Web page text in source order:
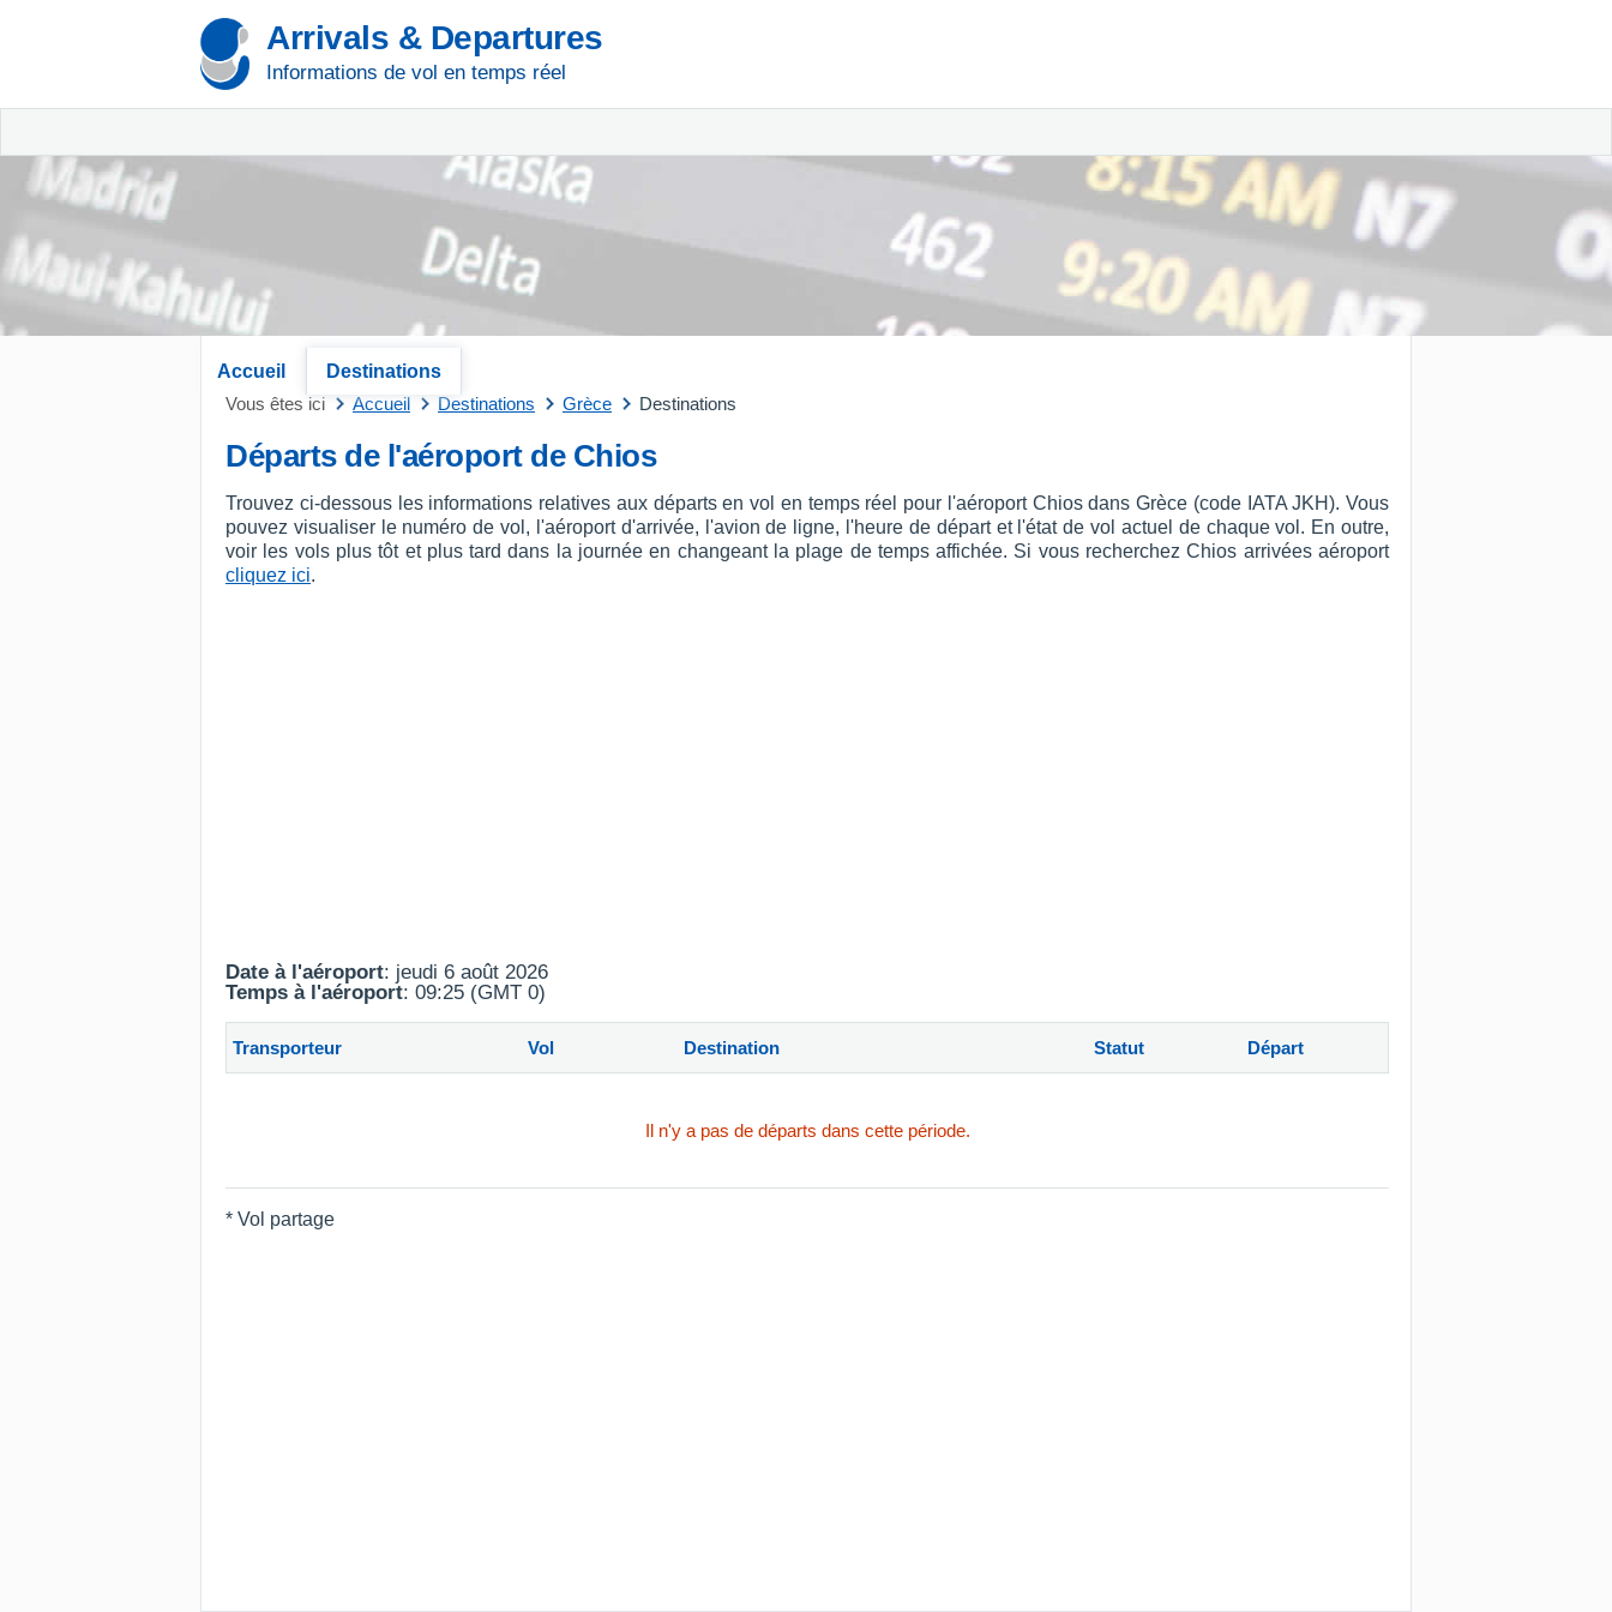
Arrivals & Departures
Informations de vol en temps réel
Accueil
Destinations
Vous êtes ici
Accueil Destinations Grèce Destinations
Départs de l'aéroport de Chios
Trouvez ci-dessous les informations relatives aux départs en vol en temps réel pour l'aéroport Chios dans Grèce (code IATA JKH). Vous
pouvez visualiser le numéro de vol, l'aéroport d'arrivée, l'avion de ligne, l'heure de départ et l'état de vol actuel de chaque vol. En outre,
voir les vols plus tôt et plus tard dans la journée en changeant la plage de temps affichée. Si vous recherchez Chios arrivées aéroport
cliquez ici.
Date à l'aéroport: jeudi 6 août 2026
Temps à l'aéroport: 09:25 (GMT 0)
Transporteur Vol Destination Statut Départ
Il n'y a pas de départs dans cette période.
* Vol partage